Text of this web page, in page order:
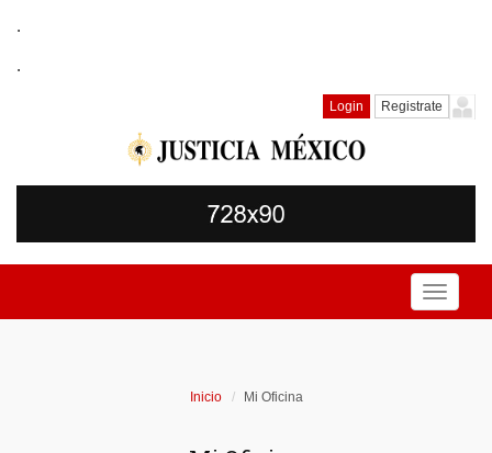
.
.
Login Registrate
Toggle
Inicio Mi Oficina